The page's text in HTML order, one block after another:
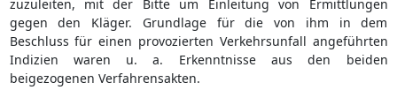
zuzuleiten, mit der Bitte um Einleitung von Ermittlungen
gegen den Kläger. Grundlage für die von ihm in dem
Beschluss für einen provozierten Verkehrsunfall angeführten
Indizien waren u. a. Erkenntnisse aus den beiden
beigezogenen Verfahrensakten.